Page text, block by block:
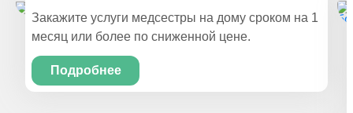
Закажите услуги медсестры на дому сроком на 1
месяц или более по сниженной цене.
Подробнее